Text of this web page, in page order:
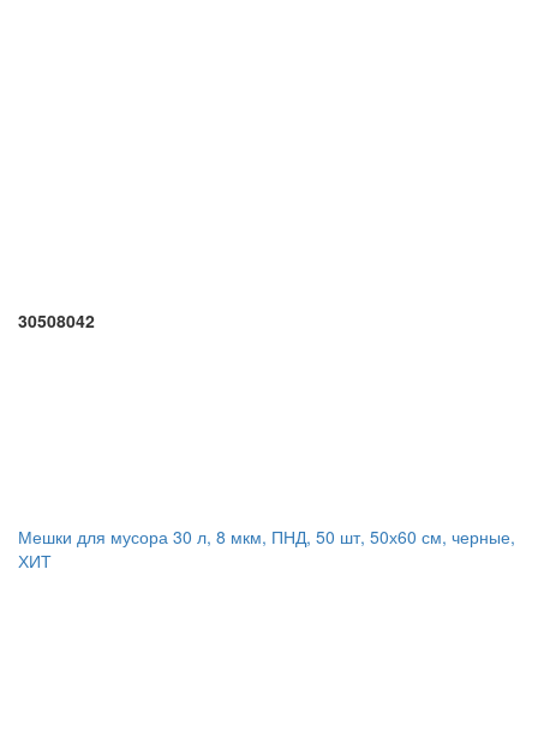
30508042
Мешки для мусора 30 л, 8 мкм, ПНД, 50 шт, 50х60 см, черные,
ХИТ